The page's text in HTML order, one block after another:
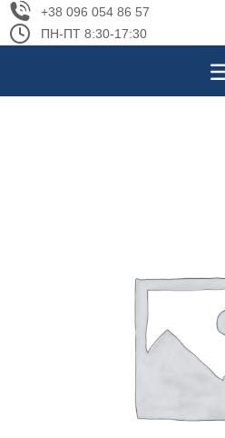
+38 096 054 86 57
ПН-ПТ 8:30-17:30